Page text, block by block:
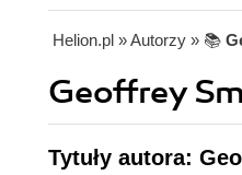
Helion.pl » Autorzy » 📚
Geoffrey
Tytuły autora: